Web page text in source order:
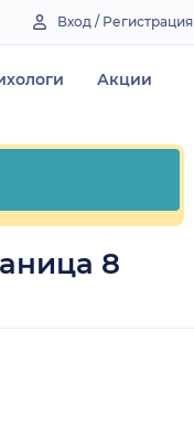
Вход / Регистрация
Акции
8